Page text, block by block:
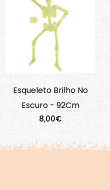
Esqueleto Brilho No
Escuro - 92Cm
8,00€